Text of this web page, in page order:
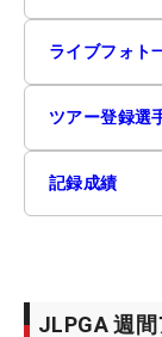
ライブフォト
ツアー登録選
記録成績
JLPGA 週